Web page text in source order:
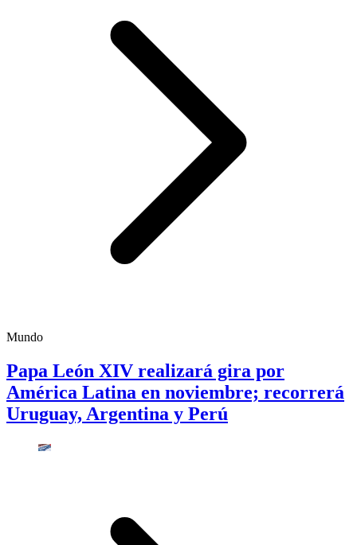
Mundo
Papa León XIV realizará gira por
América Latina en noviembre; recorrerá
Uruguay, Argentina y Perú